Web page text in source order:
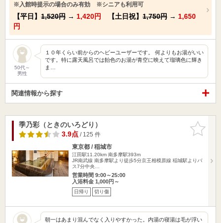
※入館時提示の場合のみ有効 ※シニアも利用可
【平日】 1,520円 → 1,420円 【土日祝】 1,750円 → 1,650
円
50代～
男性
１０年くらい前からのヘビーユーザーです。 何よりもお湯がいい
です。特に露天風呂では飴色のお湯が青空に映えて瑠璃色に輝き
ま…
関連情報から探す
お気に入
りに追加
季乃彩（ときのいろどり）
3.9点/ 125 件
東京都 / 稲城市
江田駅11.20km 南多摩駅393m
JR南武線 南多摩駅より徒歩5分京王相模原線 稲城駅よりバ
ス7分中央…
営業時間 9:00～25:00
入浴料金 1,000円～
日帰り 切り傷
朝一はあまり混んでなく入りやすかった。内湯の寝湯は毛が浮い